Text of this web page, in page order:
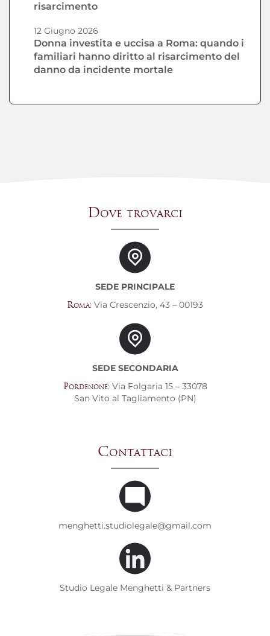
risarcimento
Donna investita e uccisa a Roma: quando i
familiari hanno diritto al risarcimento del
danno da incidente mortale
12 Giugno 2026
Dove trovarci
SEDE PRINCIPALE
Roma: Via Crescenzio, 43 – 00193
SEDE SECONDARIA
Pordenone: Via Folgaria 15 – 33078
San Vito al Tagliamento (PN)
Contattaci
menghetti.studiolegale@gmail.com
Studio Legale Menghetti & Partners